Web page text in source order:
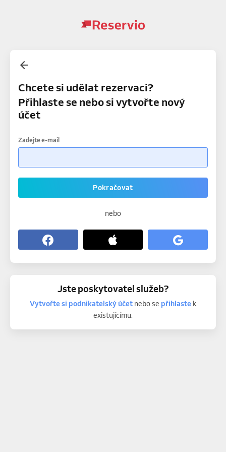
Chcete si udělat rezervaci?
Přihlaste se nebo si vytvořte nový
účet
Zadejte e-mail
Pokračovat
nebo
Jste poskytovatel služeb?
Vytvořte si podnikatelský účetnebo se přihlastek
existujícímu.